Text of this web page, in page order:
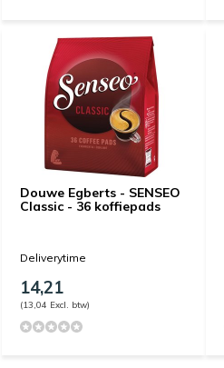
Douwe Egberts - SENSEO
Classic - 36 koffiepads
Deliverytime
14,21
(13,04 Excl. btw)